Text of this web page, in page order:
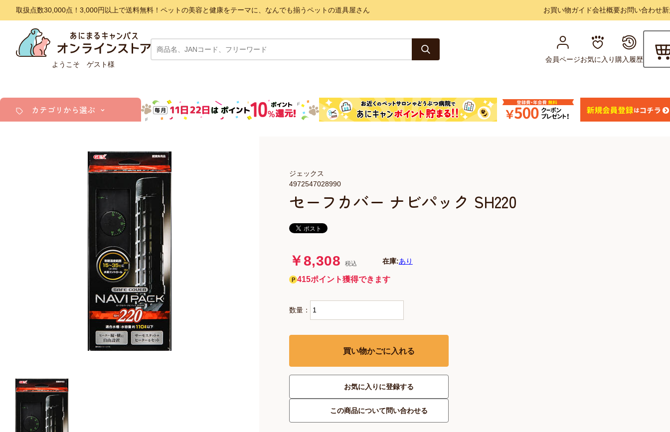
取扱点数30,000点！3,000円以上で送料無料！ペットの美容と健康をテーマに、なんでも揃うペットの道具屋さん お買い物ガイド会社概要お問い合わせ
ようこそ ゲスト様
会員ページお気に入り購入履歴
カテゴリから選ぶ
日用品（デイリー）
セーフカバー ナビパック SH220
4972547028990
ジェックス
￥8,308 税込 在庫:あり
415ポイント獲得できます
数量：
買い物かごに入れる
お気に入りに登録する
この商品について問い合わせる